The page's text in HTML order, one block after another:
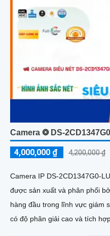
Camera ❂ DS-
4,000,000 ₫ 4,200,000 ₫
Camera IP DS-2CD1347G0-
được sản xuất và phân phối
hàng đầu trong lĩnh vực giám sát video. Đây là
có độ phân giải cao và tích